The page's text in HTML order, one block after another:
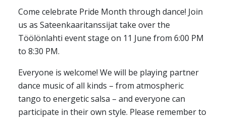
Come celebrate Pride Month through dance! Join
us as Sateenkaaritanssijat take over the
Töölönlahti event stage on 11 June from 6:00 PM
to 8:30 PM.
Everyone is welcome! We will be playing partner
dance music of all kinds – from atmospheric
tango to energetic salsa – and everyone can
participate in their own style. Please remember to